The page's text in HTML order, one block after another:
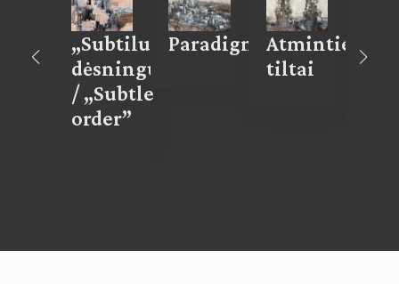
„Subtilus
dėsningumas”
/ „Subtle
order”
ParadigmosAtminties
tiltai